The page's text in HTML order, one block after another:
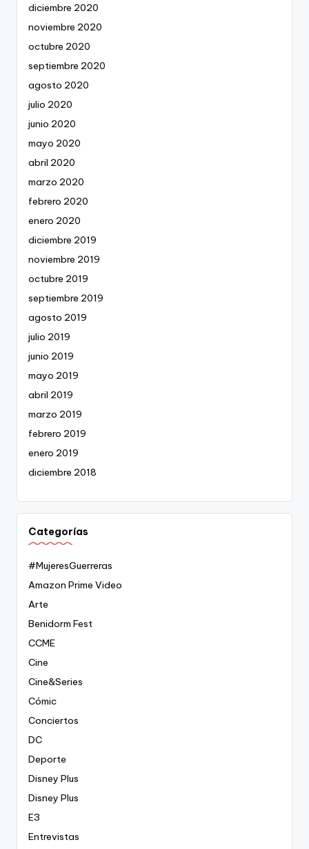
diciembre 2020
noviembre 2020
octubre 2020
septiembre 2020
agosto 2020
julio 2020
junio 2020
mayo 2020
abril 2020
marzo 2020
febrero 2020
enero 2020
diciembre 2019
noviembre 2019
octubre 2019
septiembre 2019
agosto 2019
julio 2019
junio 2019
mayo 2019
abril 2019
marzo 2019
febrero 2019
enero 2019
diciembre 2018
Categorías
#MujeresGuerreras
Amazon Prime Video
Arte
Benidorm Fest
CCME
Cine
Cine&Series
Cómic
Conciertos
DC
Deporte
Disney Plus
Disney Plus
E3
Entrevistas